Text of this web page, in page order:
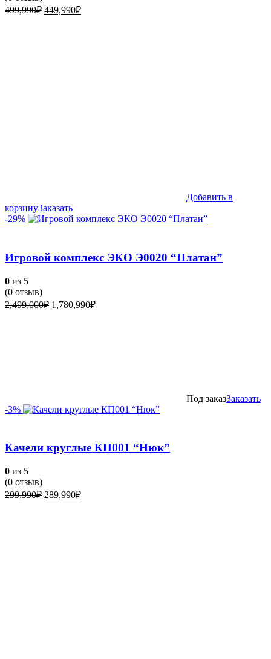
499,990₽ Первоначальная
449,990₽Текущая
Добавить в
корзинуЗаказать
-29%
Игровой комплекс ЭКО Э0020 “Платан”
0 из 5
(0 отзыв)
2,499,000₽ Первоначальная
1,780,990₽Текущая
Под заказЗаказать
-3%
Качели круглые КП001 “Нюк”
0 из 5
(0 отзыв)
299,990₽ Первоначальная
289,990₽Текущая